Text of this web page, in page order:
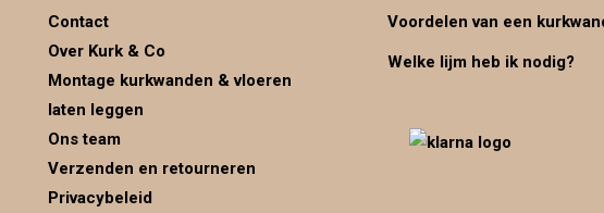
Contact
Over Kurk & Co
Montage kurkwanden & vloeren
laten leggen
Ons team
Verzenden en retourneren
Privacybeleid
Voordelen van een
Welke lijm heb ik nodig?